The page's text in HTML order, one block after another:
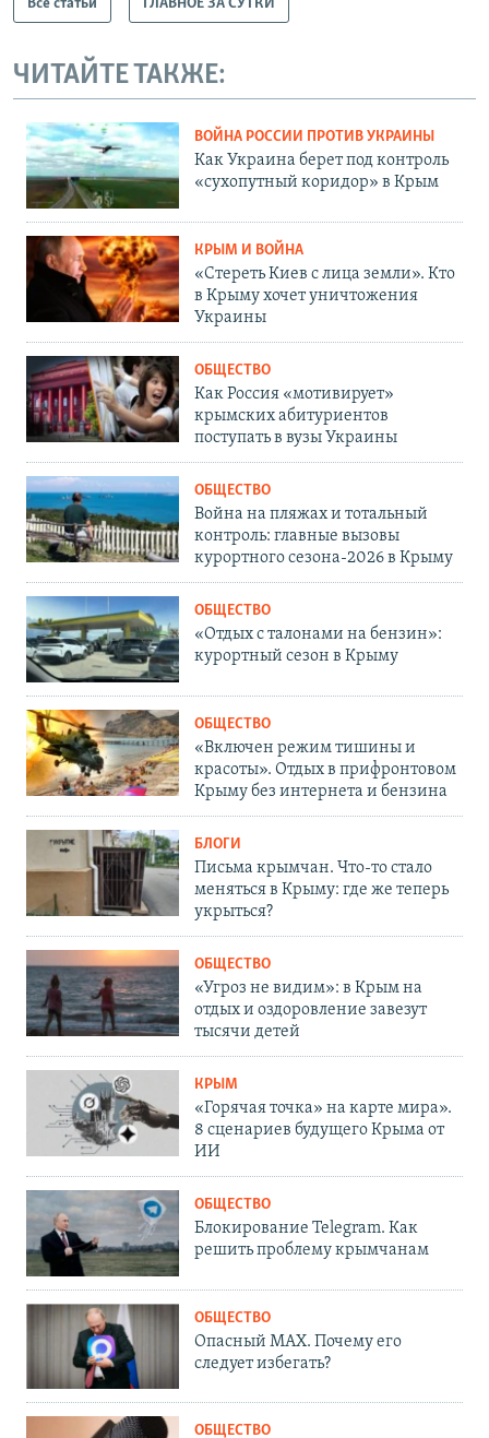
Все статьи ГЛАВНОЕ ЗА СУТКИ
ЧИТАЙТЕ ТАКЖЕ:
ВОЙНА РОССИИ ПРОТИВ УКРАИНЫ
Как Украина берет под контроль
«сухопутный коридор» в Крым
КРЫМ И ВОЙНА
«Стереть Киев с лица земли». Кто
в Крыму хочет уничтожения
Украины
ОБЩЕСТВО
Как Россия «мотивирует»
крымских абитуриентов
поступать в вузы Украины
ОБЩЕСТВО
Война на пляжах и тотальный
контроль: главные вызовы
курортного сезона-2026 в Крыму
ОБЩЕСТВО
«Отдых с талонами на бензин»:
курортный сезон в Крыму
ОБЩЕСТВО
«Включен режим тишины и
красоты». Отдых в прифронтовом
Крыму без интернета и бензина
БЛОГИ
Письма крымчан. Что-то стало
меняться в Крыму: где же теперь
укрыться?
ОБЩЕСТВО
«Угроз не видим»: в Крым на
отдых и оздоровление завезут
тысячи детей
КРЫМ
«Горячая точка» на карте мира».
8 сценариев будущего Крыма от
ИИ
ОБЩЕСТВО
Блокирование Telegram. Как
решить проблему крымчанам
ОБЩЕСТВО
Опасный MAX. Почему его
следует избегать?
ОБЩЕСТВО